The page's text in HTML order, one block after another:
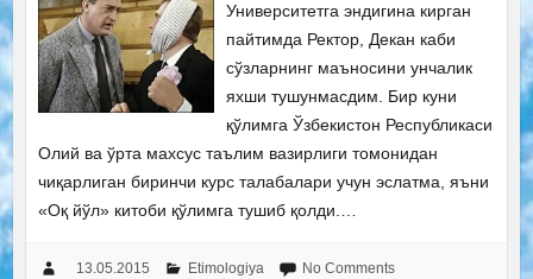
Университетга эндигина кирган
пайтимда Ректор, Декан каби
сўзларнинг маъносини унчалик
яхши тушунмасдим. Бир куни
қўлимга Ўзбекистон Республикаси
Олий ва ўрта махсус таълим вазирлиги томонидан
чиқарлиган биринчи курс талабалари учун эслатма, яъни
«Оқ йўл» китоби қўлимга тушиб қолди.…
13.05.2015 Etimologiya No Comments